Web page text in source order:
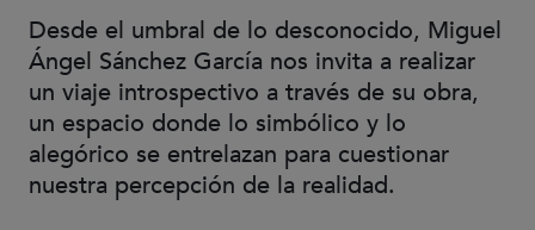
Desde el umbral de lo desconocido, Miguel
Ángel Sánchez García nos invita a realizar
un viaje introspectivo a través de su obra,
un espacio donde lo simbólico y lo
alegórico se entrelazan para cuestionar
nuestra percepción de la realidad.